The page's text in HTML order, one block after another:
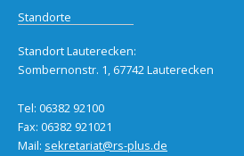
Standorte
Standort Lauterecken:
Sombernonstr. 1, 67742 Lauterecken
Tel: 06382 92100
Fax: 06382 921021
Mail: sekretariat@rs-plus.de